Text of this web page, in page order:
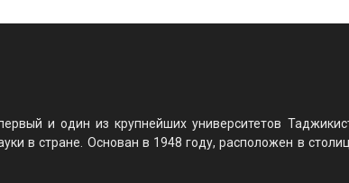
и один из крупнейших университетов
в стране. Основан в 1948 году, расположен в